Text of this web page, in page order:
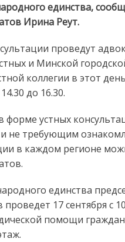
единства,
Ирина Реут.
проведут
и Минской
коллегии в этот
до 16.30.
форме устных
не требующим
в каждом регионе
единства
17 сентября с
помощи